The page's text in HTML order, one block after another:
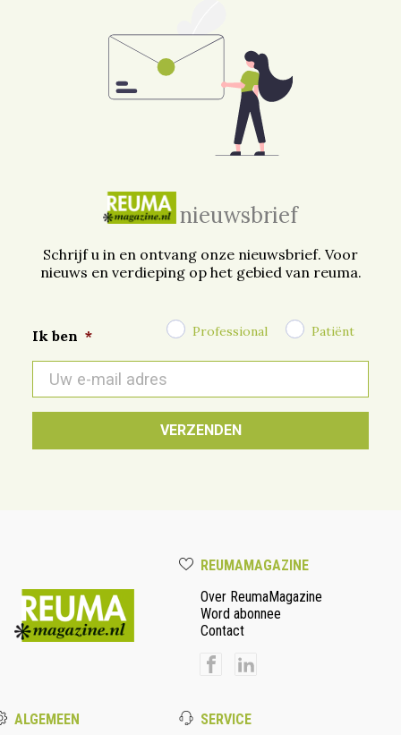
nieuwsbrief
Schrijf u in en ontvang onze nieuwsbrief. Voor
nieuws en verdieping op het gebied van reuma.
Ik ben * Professional Patiënt
mail
*
REUMAMAGAZINE
Over ReumaMagazine
Word abonnee
Contact
ALGEMEEN SERVICE